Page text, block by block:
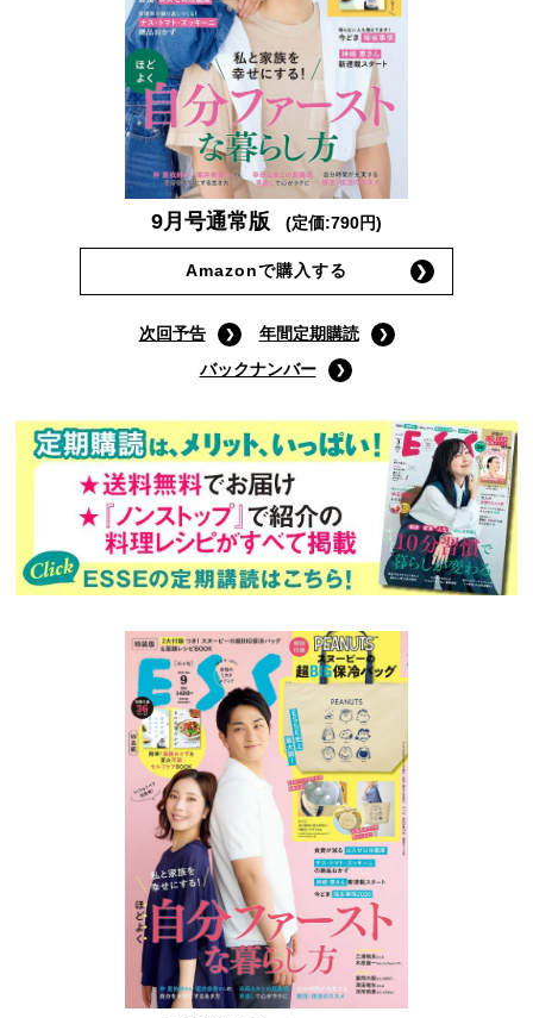
9月号通常版 (定価:790円)
Amazonで購入する
次回予告
年間定期購読
バックナンバー